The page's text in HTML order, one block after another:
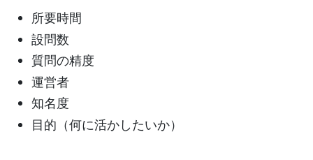
所要時間
設問数
質問の精度
運営者
知名度
目的（何に活かしたいか）